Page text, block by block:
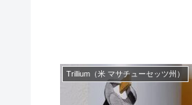
Trillium（米 マサチューセッツ州）